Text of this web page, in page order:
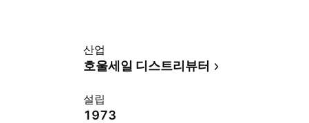
산업
호울세일 디스트리뷰터
설립
1973